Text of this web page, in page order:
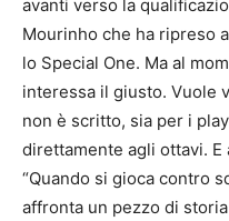
avanti verso la
Mourinho che ha ripreso
lo Special One. Ma al
interessa il giusto. Vuole
non è scritto, sia per i
direttamente agli ottavi.
“Quando si gioca contro
affronta un pezzo di